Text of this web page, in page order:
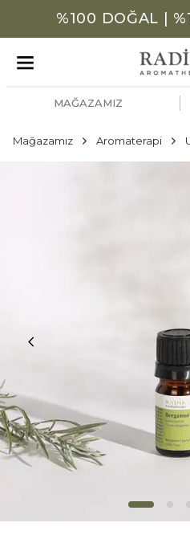
%100 DOĞAL |
MAĞAZAMIZ
Mağazamız Aromaterapi